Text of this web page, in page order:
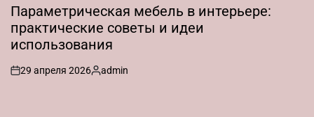
ВПараметрическая мебель в интерьере:
практические советы и идеи
использования
on
29 апреля 2026
Запись
admin